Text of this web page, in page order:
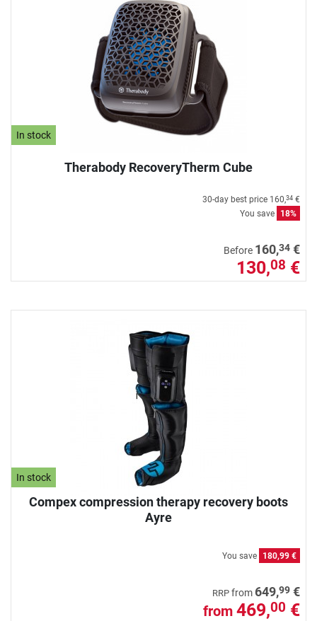
In stock
Therabody RecoveryTherm Cube
30-day best price 160,34 €
You save
18%
Before 160,34 €
130,08 €
In stock
Compex compression therapy recovery boots
Ayre
You save 180,99 €
RRP from 649,99 €
from 469,00 €